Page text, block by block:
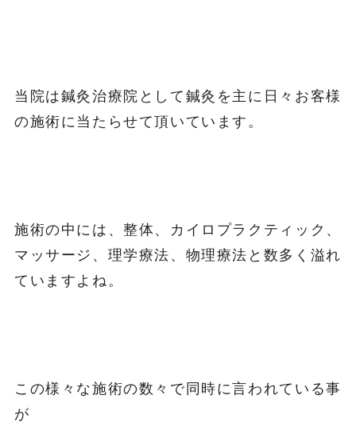
当院は鍼灸治療院として鍼灸を主に日々お客様
の施術に当たらせて頂いています。
施術の中には、整体、カイロプラクティック、
マッサージ、理学療法、物理療法と数多く溢れ
ていますよね。
この様々な施術の数々で同時に言われている事
が